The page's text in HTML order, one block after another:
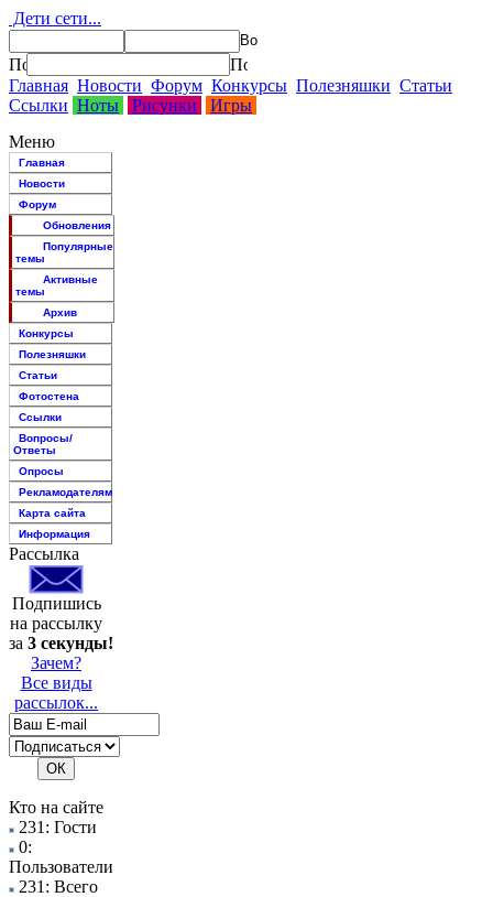
Дети сети...
Главная Новости Форум Конкурсы Полезняшки Статьи
Ссылки Ноты Рисунки
Игры
Меню
Главная
Новости
Форум
Обновления
Популярные
темы
Активные
темы
Архив
Конкурсы
Полезняшки
Статьи
Фотостена
Ссылки
Вопросы/
Ответы
Опросы
Рекламодателям
Карта сайта
Информация
Рассылка
Подпишись
на рассылку
за 3 секунды!
Зачем?
Все виды
рассылок...
Кто на сайте
231: Гости
0:
Пользователи
231: Всего